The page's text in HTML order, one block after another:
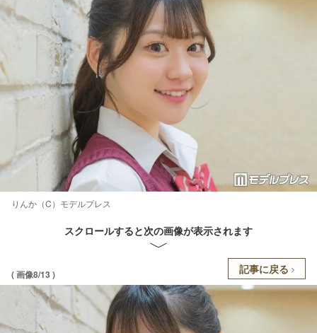
りんか（C）モデルプレス
スクロールすると次の画像が表示されます
( 画像8/13 ) 記事に戻る